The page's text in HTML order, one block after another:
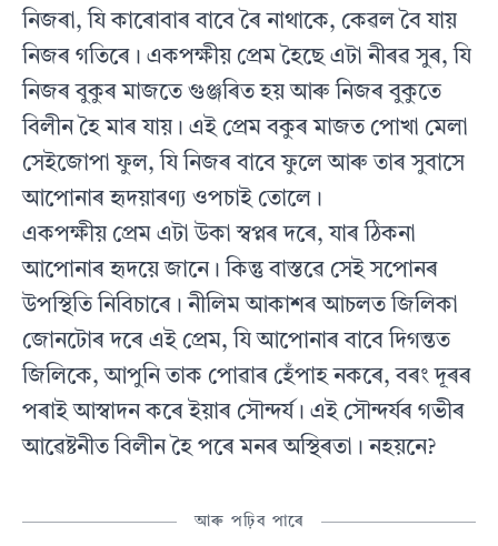
নিজৰা, যি কাৰোবাৰ বাবে ৰৈ নাথাকে, কেৱল বৈ যায়
নিজৰ গতিৰে। একপক্ষীয় প্ৰেম হৈছে এটা নীৰৱ সুৰ, যি
নিজৰ বুকুৰ মাজতে গুঞ্জৰিত হয় আৰু নিজৰ বুকুতে
বিলীন হৈ মাৰ যায়। এই প্ৰেম বকুৰ মাজত পোখা মেলা
সেইজোপা ফুল, যি নিজৰ বাবে ফুলে আৰু তাৰ সুবাসে
আপোনাৰ হৃদয়াৰণ্য ওপচাই তোলে।
একপক্ষীয় প্ৰেম এটা উকা স্বপ্নৰ দৰে, যাৰ ঠিকনা
আপোনাৰ হৃদয়ে জানে। কিন্তু বাস্তৱে সেই সপোনৰ
উপস্থিতি নিবিচাৰে। নীলিম আকাশৰ আচলত জিলিকা
জোনটোৰ দৰে এই প্ৰেম, যি আপোনাৰ বাবে দিগন্তত
জিলিকে, আপুনি তাক পোৱাৰ হেঁপাহ নকৰে, বৰং দূৰৰ
পৰাই আস্বাদন কৰে ইয়াৰ সৌন্দৰ্য। এই সৌন্দৰ্যৰ গভীৰ
আৱেষ্টনীত বিলীন হৈ পৰে মনৰ অস্থিৰতা। নহয়নে?
আৰু পঢ়িব পাৰে